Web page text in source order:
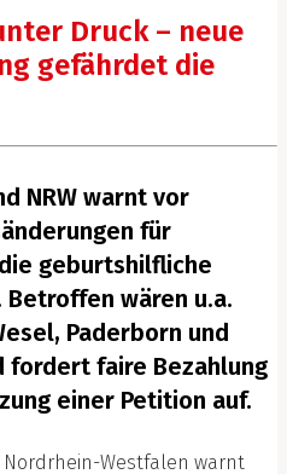
Druck – neue
gefährdet die
NRW warnt vor
für
geburtshilfliche
wären u.a.
Paderborn und
fordert faire Bezahlung
einer Petition auf.
Westfalen warnt